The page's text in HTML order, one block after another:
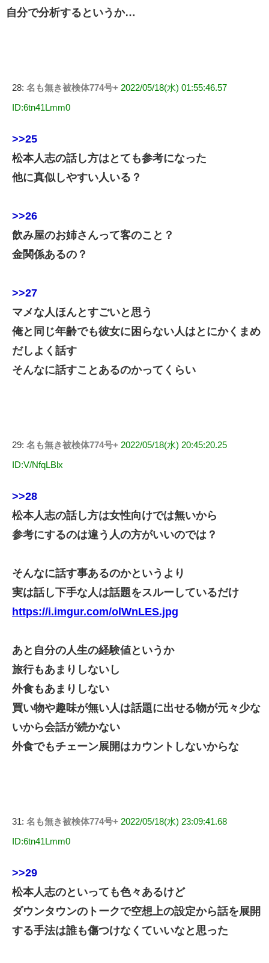
自分で分析するというか…
28: 名も無き被検体774号+ 2022/05/18(水) 01:55:46.57
ID:6tn41Lmm0
>>25
松本人志の話し方はとても参考になった
他に真似しやすい人いる？
>>26
飲み屋のお姉さんって客のこと？
金関係あるの？
>>27
マメな人ほんとすごいと思う
俺と同じ年齢でも彼女に困らない人はとにかくまめ
だしよく話す
そんなに話すことあるのかってくらい
29: 名も無き被検体774号+ 2022/05/18(水) 20:45:20.25
ID:V/NfqLBlx
>>28
松本人志の話し方は女性向けでは無いから
参考にするのは違う人の方がいいのでは？
そんなに話す事あるのかというより
実は話し下手な人は話題をスルーしているだけ
https://i.imgur.com/olWnLES.jpg
あと自分の人生の経験値というか
旅行もあまりしないし
外食もあまりしない
買い物や趣味が無い人は話題に出せる物が元々少な
いから会話が続かない
外食でもチェーン展開はカウントしないからな
31: 名も無き被検体774号+ 2022/05/18(水) 23:09:41.68
ID:6tn41Lmm0
>>29
松本人志のといっても色々あるけど
ダウンタウンのトークで空想上の設定から話を展開
する手法は誰も傷つけなくていいなと思った